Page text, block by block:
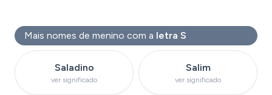
Mais nomes de menino com a letra S
Ver significado do nome
Saladino
ver significado
Ver significado do
Salim
ver significado